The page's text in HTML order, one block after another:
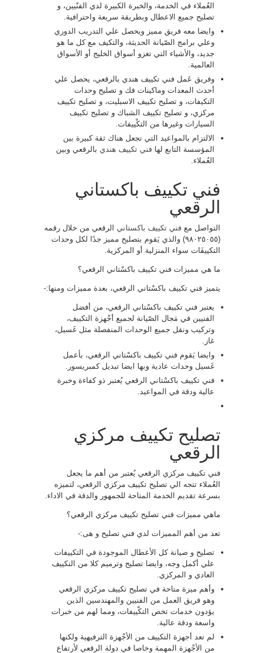
العُملاء في الخدمة، والخبرة الكبيرة لدي الفنّيين، و
تصليح جميع الاعطال وبطريقة سريعة واحترافية.
وايضا معه فريق مميز ويحصل علي التدريب الدوري
وعلي برامج الصّيانة الحديثة، والتكيف مع كل ما هو
جديد، والأشياء التي تغزو أسواق الخليج أو الأسواق
العالمية.
وفريق عَمل فني تكييف هندي بالرقعي، يحصل علي
أحدث المعدات وماكينات فك و تصليح وحدات
التكيفات، و تصليح تكييف الاسبليت، و تصليح تكييف
مركزي، و تصليح تكييف الشباك و تصليح تكييف
السيارات وغيرها من التكْييفات.
الالتزام بالمواعيد التي تجعل هناك ثقة كبيرة بين
المؤسسة التابع لها فني تكييف هندي بالرقعي وبين
العُملاء.
فني تكييف باكستاني
الرقعي
التواصل مع فني تكييف باكستاني الرقعي من خلال رقمه
(٩٨٠٢٥٠٥٥) والذي يَقوم بتصليح مميز جدًا لكل وحدات
التكييفَات سواء المنزلية أو المركزية.
ما هي مميزات فني تكييف باكسْتاني الرقعي؟
يتميز فني تكييف باكسْتاني الرقعي، بعدة مميزات ومنها:-
يعتبر فني تكييف باكسْتاني الرقعي، من أفضل
الفنيين في مَجال الصّيانة لجميع أجْهزة التكييف،
وتركيب ونقل جميع الوحدات المنفصلة مثل غَسيل،
غاز.
وايضا يَقوم فني تكييف باكسْتاني الرقعي، بأعمل
غَسيل وحدات عادية وبها ايضا تبديل كمبريسور.
فني تكييف باكسْتاني الرقعي يُعتبر ذو كفاءة وخبرة
عالية ودقة في المواعيد.
تصليح تكييف مركزي
الرقعي
فني تكييف مركزي الرقعي يُعتبر من أهم ما يجعل
العُملاء تتجه الي تصليح تكييف مركزي الرقعي، لتميزه
بسرعة تقديم الخدمة المتاحة للجمهور والدقة في الاداء.
ماهي مميزات فني تصليح تكييف مركزي الرقعي؟
تعد من أهم المميزات لدي فني تصليح و هى:-
تصليح و صيانة كل الأعطال الموجودة في التكييفات
علي أكمل وجه، وايضا تصليح وترميم كلا من التكييف
العادي و المركزي.
وأهم ميزة متاحة في تصليح تكييف مركزي الرقعي
وهو فريق العمل من الفنيين والمهندسين الذين
يؤدون خدمات تخص التكْييفات، ومما لهم من خبرات
واسعة ودقة عالية.
لم تعد أجهزة التكييف من الأجْهزة الترفيهية ولكنها
من الأجْهزة المهمة وخاصا في دولة الرقعي لأرتفاع